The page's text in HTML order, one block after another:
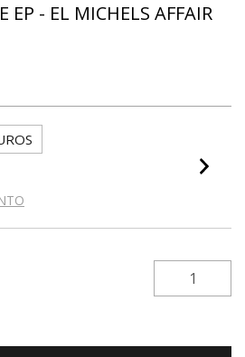
EP - EL MICHELS AFFAIR